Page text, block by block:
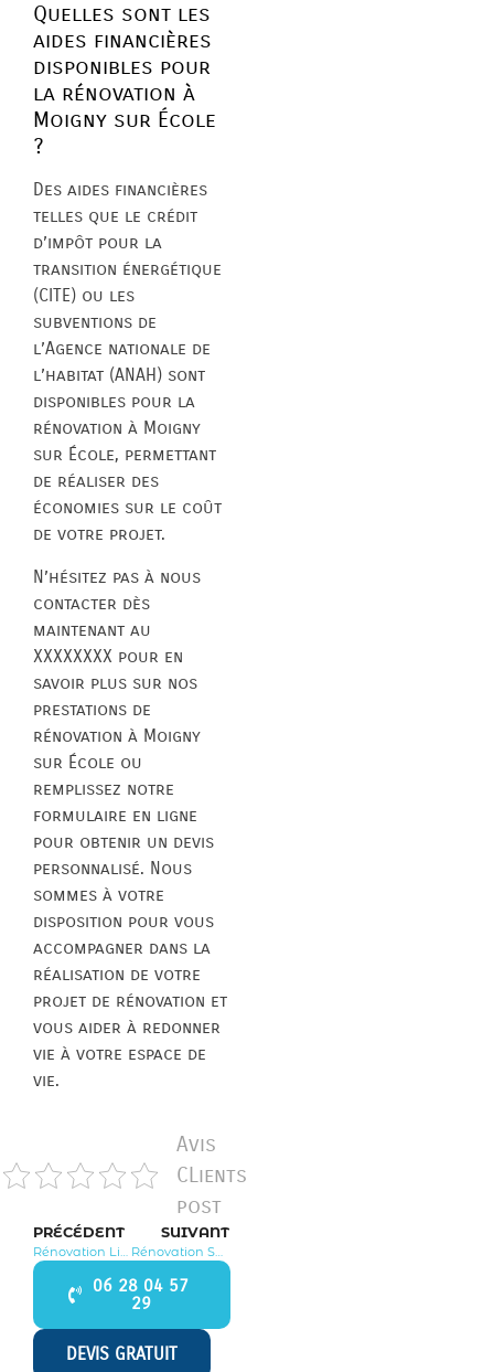
Quelles sont les
aides financières
disponibles pour
la rénovation à
Moigny sur École
?
Des aides financières
telles que le crédit
d’impôt pour la
transition énergétique
(CITE) ou les
subventions de
l’Agence nationale de
l’habitat (ANAH) sont
disponibles pour la
rénovation à Moigny
sur École, permettant
de réaliser des
économies sur le coût
de votre projet.
N’hésitez pas à nous
contacter dès
maintenant au
XXXXXXXX pour en
savoir plus sur nos
prestations de
rénovation à Moigny
sur École ou
remplissez notre
formulaire en ligne
pour obtenir un devis
personnalisé. Nous
sommes à votre
disposition pour vous
accompagner dans la
réalisation de votre
projet de rénovation et
vous aider à redonner
vie à votre espace de
vie.
Avis
CLients
post
PRÉCÉDENT SUIVANT
06 28 04 57
29
DEVIS GRATUIT